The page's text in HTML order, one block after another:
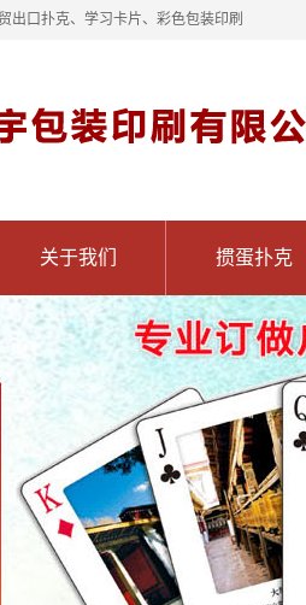
出口扑克、学习卡片、彩色包装印刷
关于我们 掼蛋扑克